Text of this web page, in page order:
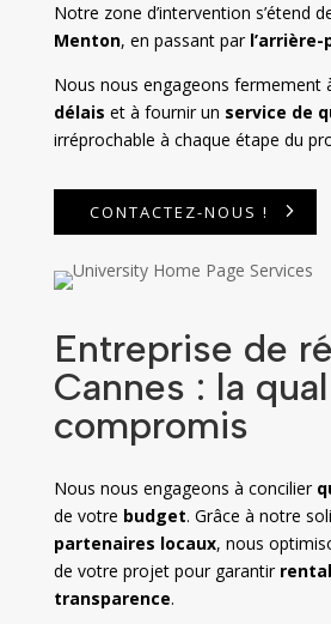
Notre zone d’intervention s’étend
Menton, en passant par l’arrière-
Nous nous engageons fermement
délais et à fournir un service de
irréprochable à chaque étape du
CONTACTEZ-NOUS !
Entreprise de
Cannes : la
compromis
Nous nous engageons à concilier
de votre budget. Grâce à notre
partenaires locaux, nous
de votre projet pour garantir
transparence.